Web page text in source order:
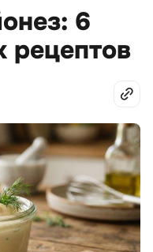
6
рецептов